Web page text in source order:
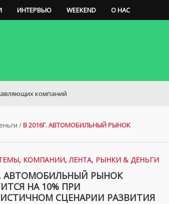
ИНТЕРВЬЮ WEEKEND О НАС
компаний
/В 2016Г. АВТОМОБИЛЬНЫЙ РЫНОК
, КОМПАНИИ,ЛЕНТА, РЫНКИ & ДЕНЬГИ
АВТОМОБИЛЬНЫЙ РЫНОК
НА 10% ПРИ
СЦЕНАРИИ РАЗВИТИЯ